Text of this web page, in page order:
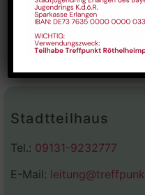
Stadtteilhaus
Tel.: 09131-9232777
E-Mail: